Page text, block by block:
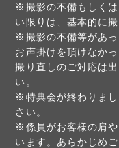
※撮影の不備もしく
い限りは、基本的に
※撮影の不備等があ
お声掛けを頂けなか
撮り直しのご対応は
い。
※特典会が終わりま
さい。
※係員がお客様の肩
います。あらかじめご